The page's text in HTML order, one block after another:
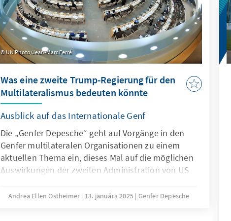
UN Photo/Jean-Marc Ferré
Was eine zweite Trump-Regierung für den
Multilateralismus bedeuten könnte
Ausblick auf das Internationale Genf
Die „Genfer Depesche“ geht auf Vorgänge in den
Genfer multilateralen Organisationen zu einem
aktuellen Thema ein, dieses Mal auf die möglichen
Auswirkungen der zweiten Administration von US
Internationalen Genfs.
Andrea Ellen Ostheimer 13. januára 2025 Genfer Depesche